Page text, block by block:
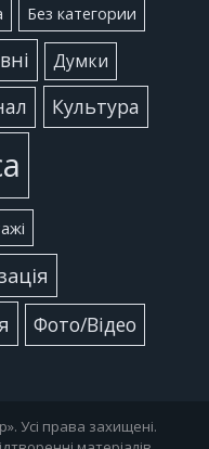
Без категории
Думки
Культура
Фото/Відео
Усі права захищені.